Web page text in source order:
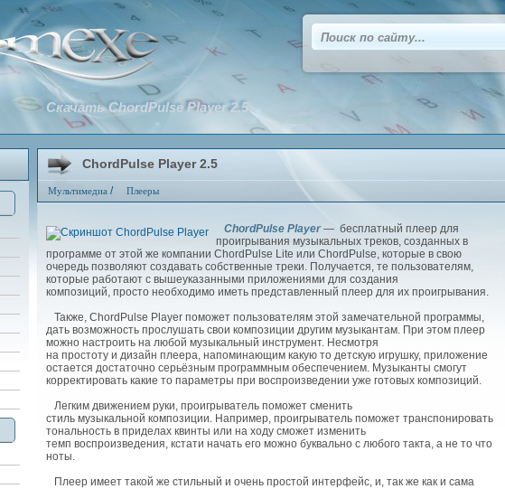
ChordPulse Player 2.5
Мультимедиа / Плееры
Скачать ChordPulse Player 2.5
ChordPulse Player — бесплатный плеер для
проигрывания музыкальных треков, созданных в
программе от этой же компании ChordPulse Lite или ChordPulse, которые в свою
очередь позволяют создавать собственные треки. Получается, те пользователям,
которые работают с вышеуказанными приложениями для создания
композиций, просто необходимо иметь представленный плеер для их проигрывания.
Также, ChordPulse Player поможет пользователям этой замечательной программы,
дать возможность прослушать свои композиции другим музыкантам. При этом плеер
можно настроить на любой музыкальный инструмент. Несмотря
на простоту и дизайн плеера, напоминающим какую то детскую игрушку, приложение
остается достаточно серьёзным программным обеспечением. Музыканты смогут
корректировать какие то параметры при воспроизведении уже готовых композиций.
Легким движением руки, проигрыватель поможет сменить
стиль музыкальной композиции. Например, проигрыватель поможет транспонировать
тональность в приделах квинты или на ходу сможет изменить
темп воспроизведения, кстати начать его можно буквально с любого такта, а не то что
ноты.
Плеер имеет такой же стильный и очень простой интерфейс, и, так же как и сама